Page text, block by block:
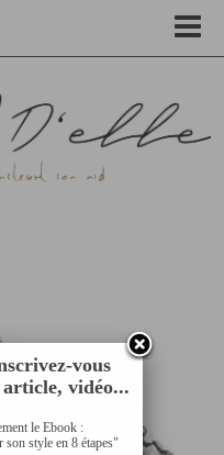
vous
vidéo...
le Ebook :
style en 8 étapes"